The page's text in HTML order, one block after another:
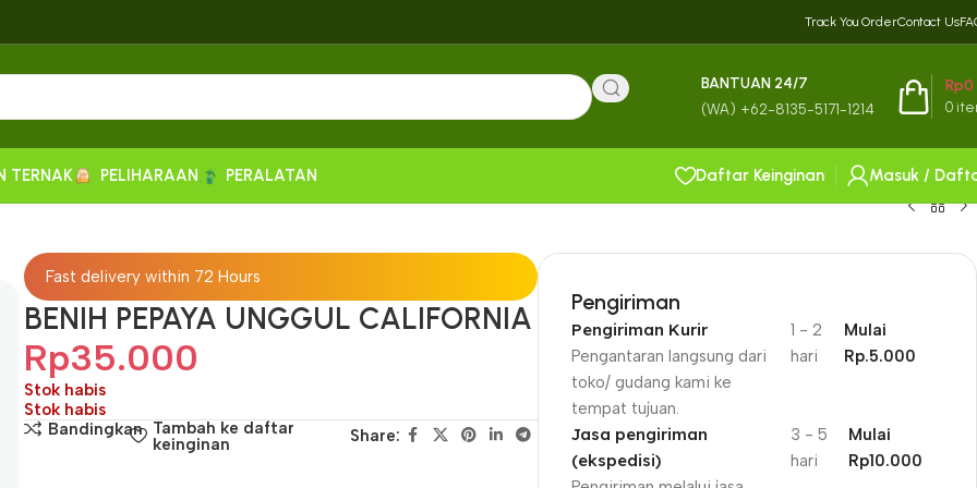
Track You OrderContact Us
BANTUAN 24/7
(WA) +62-8135-5171-1214 0
Rp0
TERNAK PELIHARAAN PERALATAN Daftar Keinginan
Masuk /
Fast delivery within 72 Hours
BENIH PEPAYA UNGGUL CALIFORNIA
Rp35.000
Stok habis
Stok habis
Bandingkan Tambah ke daftar
keinginan
Share:
Pengiriman
Pengiriman Kurir
Pengantaran langsung dari
toko/ gudang kami ke
tempat tujuan.
1 - 2
hari
Mulai
Rp.5.000
Jasa pengiriman
(ekspedisi)
3 - 5
hari
Mulai
Rp10.000